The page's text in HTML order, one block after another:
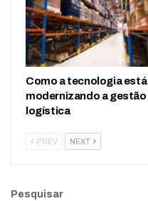
Como a tecnologia está
modernizando a gestão
logística
PREV NEXT
Pesquisar